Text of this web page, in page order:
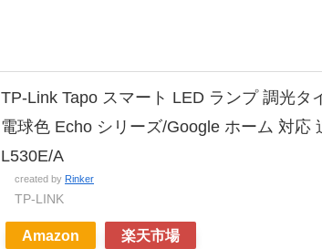
TP-Link Tapo スマート LED ランプ 調光タ
電球色 Echo シリーズ/Google ホーム 対応
L530E/A
created by Rinker
TP-LINK
Amazon 楽天市場